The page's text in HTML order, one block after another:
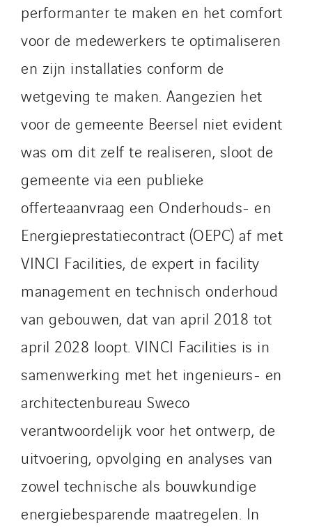
performanter te maken en het comfort
voor de medewerkers te optimaliseren
en zijn installaties conform de
wetgeving te maken. Aangezien het
voor de gemeente Beersel niet evident
was om dit zelf te realiseren, sloot de
gemeente via een publieke
offerteaanvraag een Onderhouds- en
Energieprestatiecontract (OEPC) af met
VINCI Facilities, de expert in facility
management en technisch onderhoud
van gebouwen, dat van april 2018 tot
april 2028 loopt. VINCI Facilities is in
samenwerking met het ingenieurs- en
architectenbureau Sweco
verantwoordelijk voor het ontwerp, de
uitvoering, opvolging en analyses van
zowel technische als bouwkundige
energiebesparende maatregelen. In